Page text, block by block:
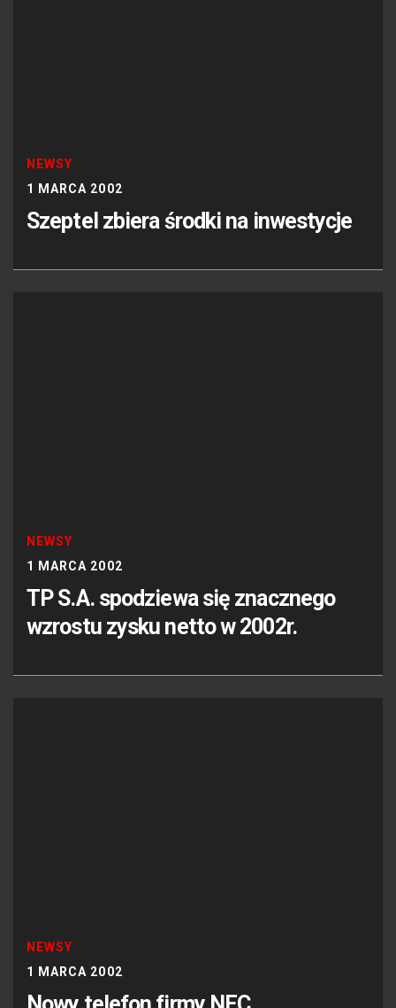
NEWSY
1 MARCA 2002
Szeptel zbiera środki na inwestycje
NEWSY
1 MARCA 2002
TP S.A. spodziewa się znacznego
wzrostu zysku netto w 2002r.
NEWSY
1 MARCA 2002